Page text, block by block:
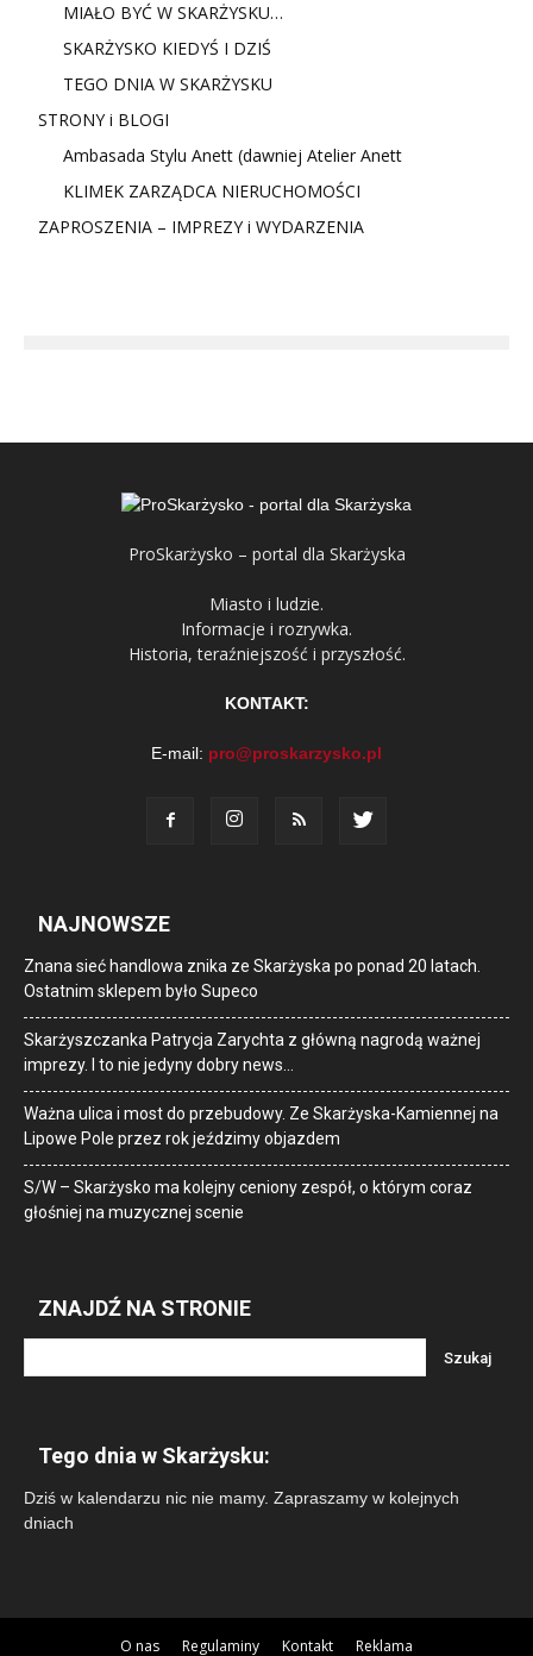
MIAŁO BYĆ W SKARŻYSKU…
SKARŻYSKO KIEDYŚ I DZIŚ
TEGO DNIA W SKARŻYSKU
STRONY i BLOGI
Ambasada Stylu Anett (dawniej Atelier Anett
KLIMEK ZARZĄDCA NIERUCHOMOŚCI
ZAPROSZENIA – IMPREZY i WYDARZENIA
ProSkarżysko – portal dla Skarżyska
Miasto i ludzie.
Informacje i rozrywka.
Historia, teraźniejszość i przyszłość.
KONTAKT:
E-mail: pro@proskarzysko.pl
NAJNOWSZE
Znana sieć handlowa znika ze Skarżyska po ponad 20 latach.
Ostatnim sklepem było Supeco
Skarżyszczanka Patrycja Zarychta z główną nagrodą ważnej
imprezy. I to nie jedyny dobry news…
Ważna ulica i most do przebudowy. Ze Skarżyska-Kamiennej na
Lipowe Pole przez rok jeździmy objazdem
S/W – Skarżysko ma kolejny ceniony zespół, o którym coraz
głośniej na muzycznej scenie
ZNAJDŹ NA STRONIE
Tego dnia w Skarżysku:
Dziś w kalendarzu nic nie mamy. Zapraszamy w kolejnych
dniach
O nas Regulaminy Kontakt Reklama